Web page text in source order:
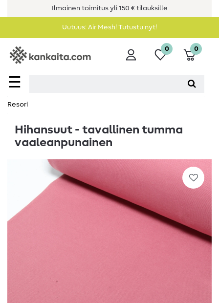
Ilmainen toimitus yli 150 € tilauksille
Uutuus: Air Mesh! Tutustu nyt!
☰
0 0
Resori
Hihansuut - tavallinen tumma
vaaleanpunainen